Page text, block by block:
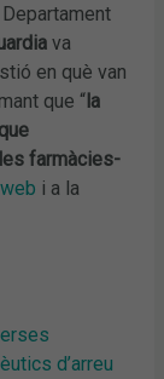
va
en què van
que “la
farmàcies-
i a la
d’arreu